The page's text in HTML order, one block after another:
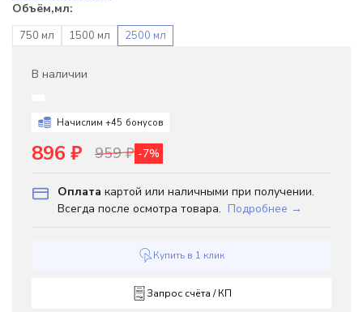
Объём,мл:
750 мл 1500 мл 2500 мл
В наличии
Начислим +45 бонусов
896 ₽ 959₽ -7%
Оплата картой или наличными при получении.
Всегда после осмотра товара. Подробнее →
Купить в 1 клик
Запрос счёта / КП